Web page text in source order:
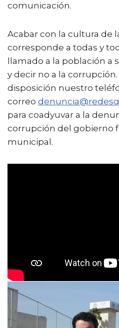
comunicación.
Acabar con la cultura de
corresponde a todas y
llamado a la población a
y decir no a la
disposición nuestro
correo
para coadyuvar a la
corrupción del gobierno
municipal.